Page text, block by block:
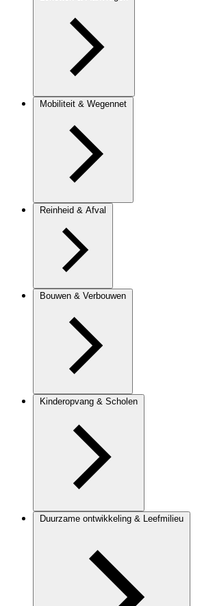
Mobiliteit & Wegennet
Reinheid & Afval
Bouwen & Verbouwen
Kinderopvang & Scholen
Duurzame ontwikkeling & Leefmilieu